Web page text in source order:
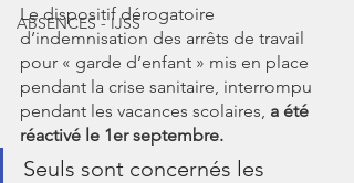
ABSENCES - IJSS
Le dispositif dérogatoire
d’indemnisation des arrêts de travail
pour « garde d’enfant » mis en place
pendant la crise sanitaire, interrompu
pendant les vacances scolaires, a été
réactivé le 1er septembre.
Seuls sont concernés les